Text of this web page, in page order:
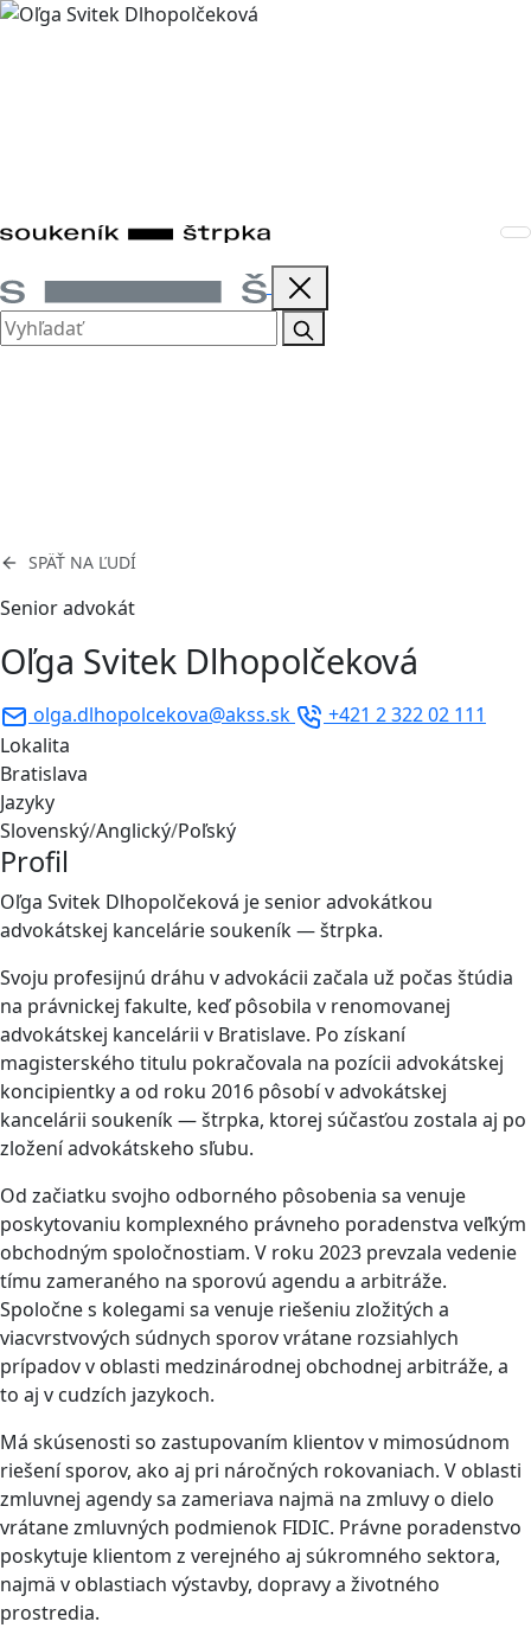
SPÄŤ NA ĽUDÍ
Senior advokát
Oľga Svitek Dlhopolčeková
olga.dlhopolcekova@akss.sk
+421 2 322 02 111
Lokalita
Bratislava
Jazyky
Slovenský/Anglický/Poľský
Profil
Oľga Svitek Dlhopolčeková je senior advokátkou
advokátskej kancelárie soukeník — štrpka.
Svoju profesijnú dráhu v advokácii začala už počas štúdia
na právnickej fakulte, keď pôsobila v renomovanej
advokátskej kancelárii v Bratislave. Po získaní
magisterského titulu pokračovala na pozícii advokátskej
koncipientky a od roku 2016 pôsobí v advokátskej
kancelárii soukeník — štrpka, ktorej súčasťou zostala aj po
zložení advokátskeho sľubu.
Od začiatku svojho odborného pôsobenia sa venuje
poskytovaniu komplexného právneho poradenstva veľkým
obchodným spoločnostiam. V roku 2023 prevzala vedenie
tímu zameraného na sporovú agendu a arbitráže.
Spoločne s kolegami sa venuje riešeniu zložitých a
viacvrstvových súdnych sporov vrátane rozsiahlych
prípadov v oblasti medzinárodnej obchodnej arbitráže, a
to aj v cudzích jazykoch.
Má skúsenosti so zastupovaním klientov v mimosúdnom
riešení sporov, ako aj pri náročných rokovaniach. V oblasti
zmluvnej agendy sa zameriava najmä na zmluvy o dielo
vrátane zmluvných podmienok FIDIC. Právne poradenstvo
poskytuje klientom z verejného aj súkromného sektora,
najmä v oblastiach výstavby, dopravy a životného
prostredia.